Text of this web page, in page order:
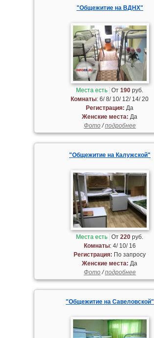
"Общежитие на ВДНХ"
Места есть От190 руб.
Комнаты: 6/ 8/ 10/ 12/ 14/ 20
Регистрация: Да
Женские места: Да
Фото/подробнее
"Общежитие на Калужской"
Места есть От220 руб.
Комнаты: 4/ 10/ 16
Регистрация: По запросу
Женские места: Да
Фото/подробнее
"Общежитие на Савеловской"